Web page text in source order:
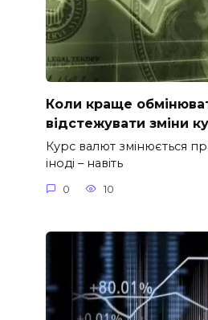
Коли краще
відстежувати зміни
Курс валют змінюється
іноді – навіть
0 10